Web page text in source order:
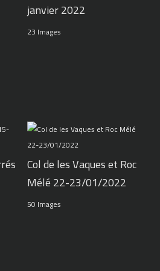
janvier 2022
23 Images
Col de les Vaques et Roc
Mélé 22-23/01/2022
50 Images